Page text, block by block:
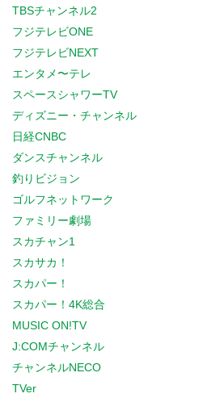
TBSチャンネル2
フジテレビONE
フジテレビNEXT
エンタメ〜テレ
スペースシャワーTV
ディズニー・チャンネル
日経CNBC
ダンスチャンネル
釣りビジョン
ゴルフネットワーク
ファミリー劇場
スカチャン1
スカサカ！
スカパー！
スカパー！4K総合
MUSIC ON!TV
J:COMチャンネル
チャンネルNECO
TVer